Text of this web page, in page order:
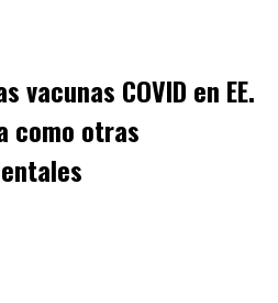
vacunas COVID en EE.
como otras